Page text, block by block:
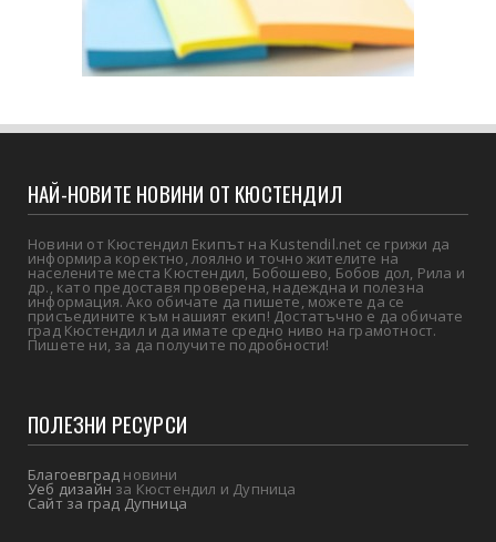
НАЙ-НОВИТЕ НОВИНИ ОТ КЮСТЕНДИЛ
Новини от Кюстендил Екипът на Kustendil.net се грижи да
информира коректно, лоялно и точно жителите на
населените места Кюстендил, Бобошево, Бобов дол, Рила и
др., като предоставя проверена, надеждна и полезна
информация. Ако обичате да пишете, можете да се
присъедините към нашият екип! Достатъчно е да обичате
град Кюстендил и да имате средно ниво на грамотност.
Пишете ни, за да получите подробности!
ПОЛЕЗНИ РЕСУРСИ
Благоевград новини
Уеб дизайнза Кюстендил и Дупница
Сайт за град Дупница